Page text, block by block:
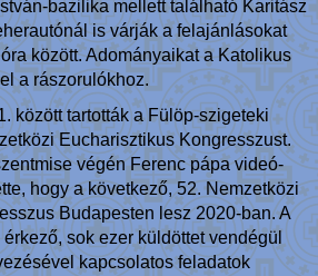
bazilika mellett található Karitász
is várják a felajánlásokat
között. Adományaikat a Katolikus
a rászorulókhoz.
között tartották a Fülöp-szigeteki
Eucharisztikus Kongresszust.
végén Ferenc pápa videó-
hogy a következő, 52. Nemzetközi
Budapesten lesz 2020-ban. A
sok ezer küldöttet vendégül
kapcsolatos feladatok